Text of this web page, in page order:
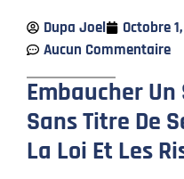
Dupa Joel Octobre
Aucun Commentaire
Embaucher
Sans Titre De
La Loi Et Les